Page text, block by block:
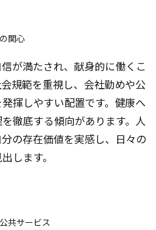
関心
が満たされ、献身的に働くこ
規範を重視し、会社勤めや公
揮しやすい配置です。健康へ
徹底する傾向があります。人
の存在価値を実感し、日々の
します。
公共サービス